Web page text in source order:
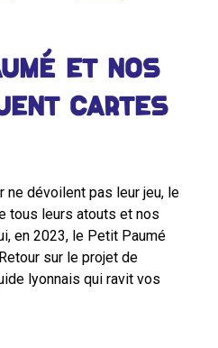
et nos
cartes
ne dévoilent pas leur jeu, le
tous leurs atouts et nos
en 2023, le Petit Paumé
sur le projet de
lyonnais qui ravit vos